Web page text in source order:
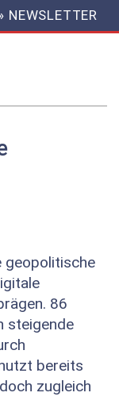
NEWSLETTER
geopolitische
86
steigende
bereits
zugleich